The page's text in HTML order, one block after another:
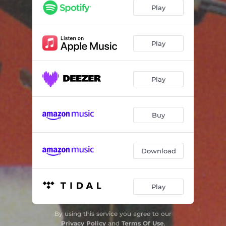
Pío Pío
Ojalá 02:59
Ya No Sufras 02:50
Los Juramentos 02:57
03:57
Camino de Lágrimas - Instrumental 03:57
Play
Play
Play
Buy
Download
Play
By using this service you agree to our
Privacy Policyand Terms Of Use.